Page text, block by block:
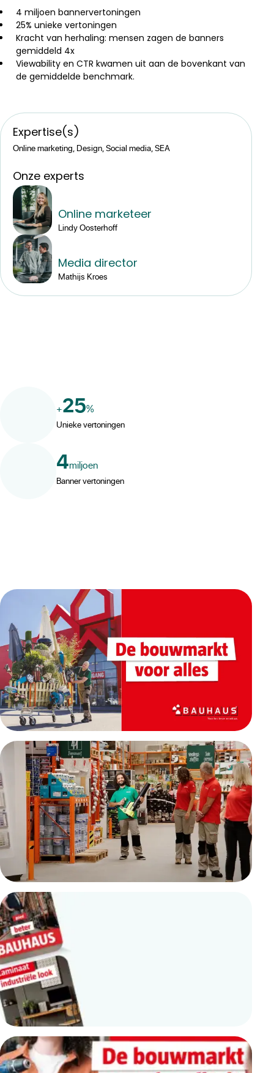
4 miljoen bannervertoningen
25% unieke vertoningen
Kracht van herhaling: mensen zagen de banners
gemiddeld 4x
Viewability en CTR kwamen uit aan de bovenkant van
de gemiddelde benchmark.
Expertise(s)
Online marketing, Design, Social media, SEA
Onze experts
Online marketeer
Lindy Oosterhoff
Media director
Mathijs Kroes
+25%
Unieke vertoningen
4miljoen
Banner vertoningen